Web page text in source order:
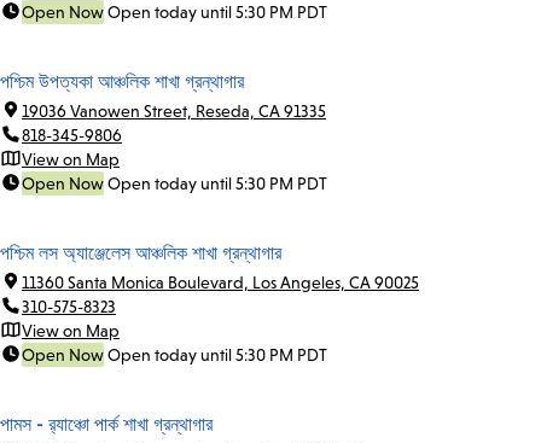
Open NowOpen today until 5:30 PM PDT
পশ্চিম উপত্যকা আঞ্চলিক শাখা গ্রন্থাগার
19036 Vanowen Street, Reseda, CA 91335
818-345-9806
View on Map
Open NowOpen today until 5:30 PM PDT
পশ্চিম লস অ্যাঞ্জেলেস আঞ্চলিক শাখা গ্রন্থাগার
11360 Santa Monica Boulevard, Los Angeles, CA 90025
310-575-8323
View on Map
Open NowOpen today until 5:30 PM PDT
পামস - র‍্যাঞ্চো পার্ক শাখা গ্রন্থাগার